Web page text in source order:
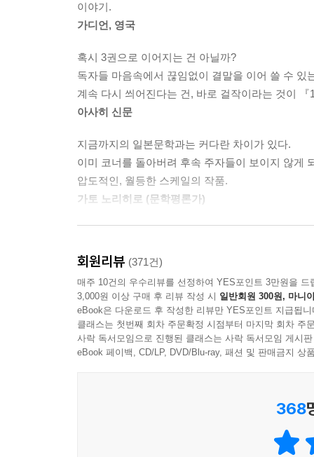
또한 소설이 불러온 인기는 관련서적과 음반으로
안에서 듣는 곡인 야나체크의 「신포니에타」는
쇄도했다. 소설 속에 등장하는 러시아 작가 체호
바람에 1950년대에 출간된 판본을 수정하지 않
『군상』과 『문학계』2009년 8월호가 문예지로
서적이 5종 이상 출간되었으며, 판매 호조에 힘입
이야기.
가디언, 영국
혹시 3권으로 이어지는 건 아닐까?
독자들 마음속에서 끊임없이 결말을 이어 쓸 수 있
계속 다시 씌어진다는 건, 바로 걸작이라는 것이
아사히 신문
지금까지의 일본문학과는 커다란 차이가 있다.
이미 코너를 돌아버려 후속 주자들이 보이지 않게
압도적인, 월등한 스케일의 작품.
가토 노리히로 (문학평론가)
‘하루키적’이라고밖에 할 수 없는 매력적인 비유들
오노 마사쓰구 (소설가)
작가의 모든 것을 불어넣은 듯한 작품이다.
이제, 도스토옙스키가『카라마초프 가의 형제들
하나의 작품이 그 자체로 하나의 우주가 되는 소설
간절히 바라는 것, 그것이 ‘리얼’을 만들고, 인생
회원리뷰 (371건)
매주 10건의 우수리뷰를 선정하여 YES포인트 3만원을 드
3,000원 이상 구매 후 리뷰 작성 시 일반회원 300원, 마니
eBook은 다운로드 후 작성한 리뷰만 YES포인트 지급됩니
클래스는 첫번째 회차 주문확정 시점부터 마지막 회차 주
사락 독서모임으로 진행된 클래스는 사락 독서모임 게시
eBook 페이백, CD/LP, DVD/Blu-ray, 패션 및 판매금지 상
368